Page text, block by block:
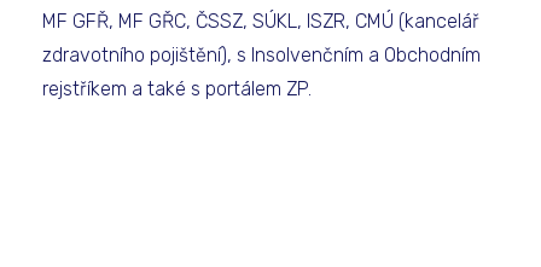
MF GFŘ, MF GŘC, ČSSZ, SÚKL, ISZR, CMÚ (kancelář
zdravotního pojištění), s Insolvenčním a Obchodním
rejstříkem a také s portálem ZP.